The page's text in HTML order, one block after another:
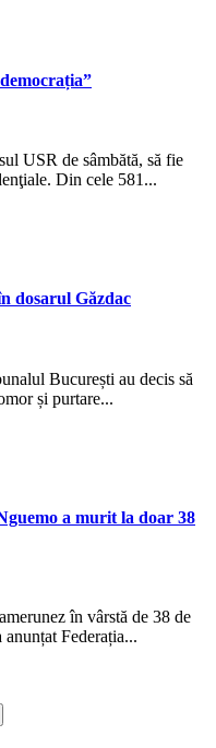
USR de sâmbătă, să fie
Din cele 581...
dosarul Găzdac
București au decis să
și purtare...
a murit la doar 38
în vârstă de 38 de
Federația...